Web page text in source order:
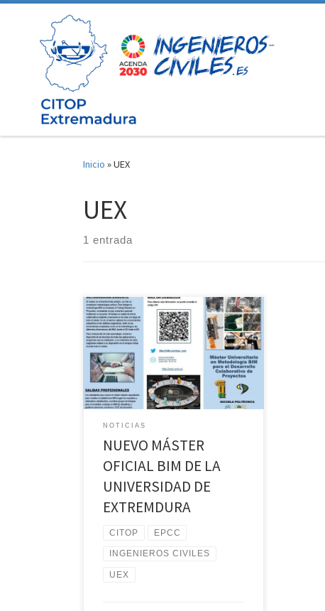
Saltar al contenido
Inicio »UEX
UEX
1 entrada
Dada la importancia de dicho Máster,
el pasado lunes 8 de julio a las 19:00
horas se celebró en el salón de actos
de la Escuela Politécnica de Cáceres,
la presentación del Máster, para dar a
conocer el contenido y diseño de las
enseñanzas, que tendrán carácter
preinscripción […]
NOTICIAS
NUEVO MÁSTER
OFICIAL BIM DE LA
UNIVERSIDAD DE
EXTREMDURA
CITOP EPCC
INGENIEROS CIVILES
UEX